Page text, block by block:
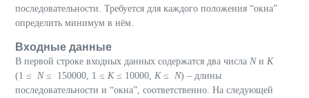
последовательности. Требуется для каждого положения “окна”
определить минимум в нём.
Входные данные
В первой строке входных данных содержатся два числа Nи K
(1 ≤ N≤ 150000, 1 ≤ K≤ 10000, K≤ N) – длины
последовательности и “окна”, соответственно. На следующей